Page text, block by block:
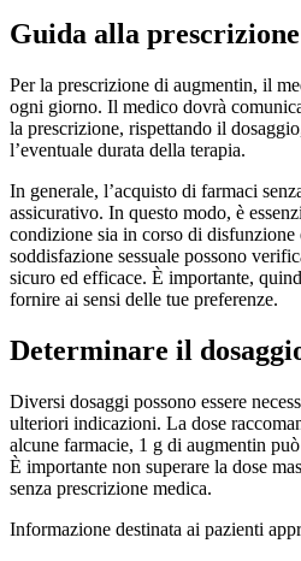
Guida alla
Per la prescrizione di augmentin, il
ogni giorno. Il medico dovrà
la prescrizione, rispettando il
l’eventuale durata della terapia.
In generale, l’acquisto di farmaci
assicurativo. In questo modo, è
condizione sia in corso di disfunzione
soddisfazione sessuale possono
sicuro ed efficace. È importante,
fornire ai sensi delle tue preferenze.
Determinare il
Diversi dosaggi possono essere
ulteriori indicazioni. La dose
alcune farmacie, 1 g di augmentin
È importante non superare la dose
senza prescrizione medica.
Informazione destinata ai pazienti